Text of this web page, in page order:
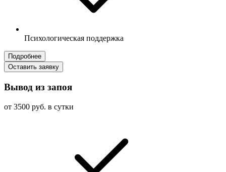
Психологическая поддержка
Подробнее
Оставить заявку
Вывод из запоя
от 3500 руб. в сутки